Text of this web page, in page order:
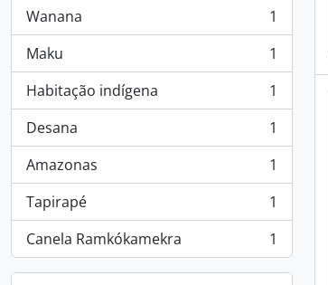
Wanana
, 1 resultados
1
Maku
, 1 resultados
1
Habitação indígena
, 1 resultados
1
Desana
, 1 resultados
1
Amazonas
, 1 resultados
1
Tapirapé
, 1 resultados
1
Canela Ramkókamekra
, 1 resultados 1